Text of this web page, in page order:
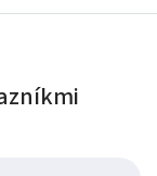
19 sa ľahko
do väčšiny